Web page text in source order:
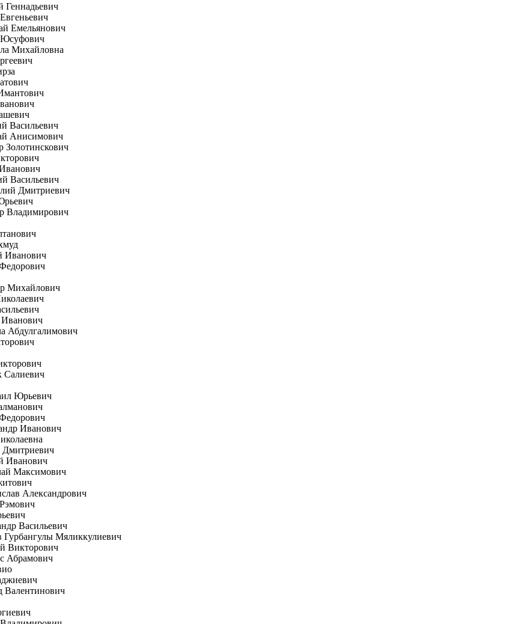
Геннадьевич
Емельянович
Юсуфович
Михайловна
Васильевич
Анисимович
Золотинскович
Васильевич
Дмитриевич
Владимирович
Иванович
Михайлович
Иванович
Абдулгалимович
Салиевич
Юрьевич
Иванович
Дмитриевич
Иванович
Максимович
Александрович
Васильевич
Мяликкулиевич
Викторович
Абрамович
Валентинович